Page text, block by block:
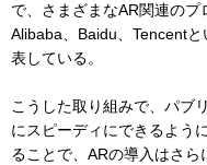
で、さまざまなAR関連のプ
Alibaba、Baidu、Tencent
表している。
こうした取り組みで、パブ
にスピーディにできるよう
ることで、ARの導入はさ